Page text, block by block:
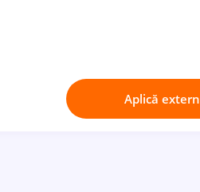
Aplică extern